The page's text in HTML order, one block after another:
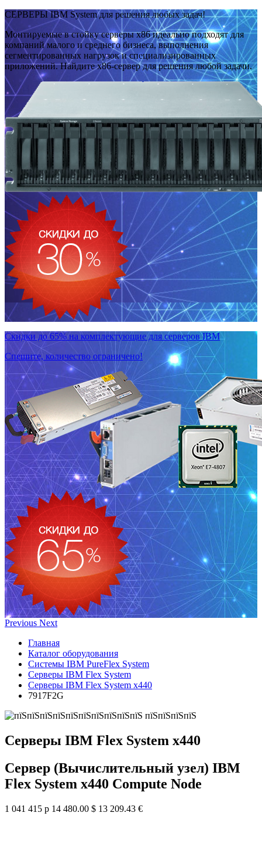
СЕРВЕРЫ IBM System для решения любых задач!
Монтируемые в стойку серверы x86 идеально подходят для
компаний малого и среднего бизнеса, выполнения
сегментированных нагрузок и специализированных
приложений. Найдите x86-сервер для решения любой задачи.
Скидки до 65% на комплектующие для серверов IBM
Спешите, количество ограничено!
Previous Next
Главная
Каталог оборудования
Системы IBM PureFlex System
Серверы IBM Flex System
Серверы IBM Flex System x440
7917F2G
Серверы IBM Flex System x440
Сервер (Вычислительный узел) IBM
Flex System x440 Compute Node
1 041 415 р 14 480.00 $ 13 209.43 €